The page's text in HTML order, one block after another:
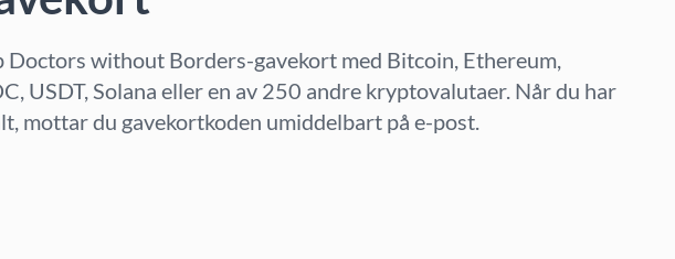
Doctors without Borders-gavekort med Bitcoin, Ethereum,
USDT, Solana eller en av 250 andre kryptovalutaer. Når du har
mottar du gavekortkoden umiddelbart på e-post.